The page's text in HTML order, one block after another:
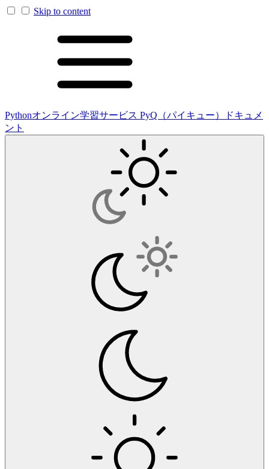
Skip to content
Pythonオンライン学習サービス PyQ（パイキュー）ドキュメ
ント